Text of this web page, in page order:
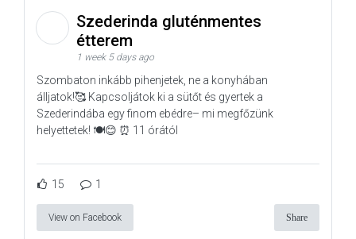
Szederinda gluténmentes
étterem
1 week 5 days ago
Szombaton inkább pihenjetek, ne a konyhában
álljatok!🥰 Kapcsoljátok ki a sütőt és gyertek a
Szederindába egy finom ebédre– mi megfőzünk
helyettetek! 🍽️😊 ⏰ 11 órától
15 1
View on Facebook Share